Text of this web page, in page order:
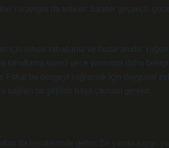
arayışını da tetikler. Saatler geçtikçe,
için ruhsal rahatlama ve huzur anıdır.
süreci gece yarısında daha
Fakat bu dengeyi sağlamak için duygusal
bir şekilde başa çıkması gerekir.
da beraberinde getirir. Bir yanda kaygı,